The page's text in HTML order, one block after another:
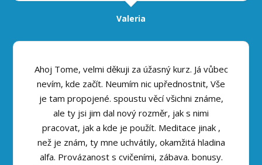
Valeria
Ahoj Tome, velmi děkuji za úžasný kurz. Já vůbec
nevím, kde začít. Neumím nic upřednostnit, Vše
je tam propojené. spoustu věcí všichni známe,
ale ty jsi jim dal nový rozměr, jak s nimi
pracovat, jak a kde je použít. Meditace jinak ,
než je znám, ty mne uchvátily, okamžitá hladina
alfa. Provázanost s cvičeními, zábava. bonusy.